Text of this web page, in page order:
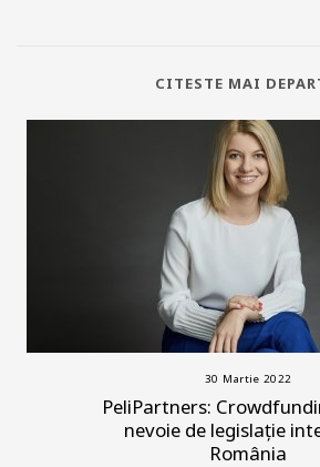
CITESTE MAI
30 Martie 2022
PeliPartners:
nevoie de legislație
România